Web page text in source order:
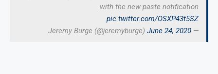
with the new paste notification
pic.twitter.com/OSXP43t5SZ
— Jeremy Burge (@jeremyburge)
June 24, 2020